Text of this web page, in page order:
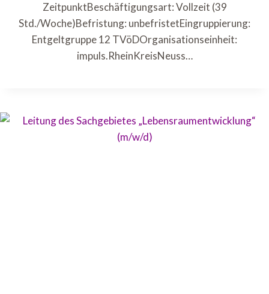
ZeitpunktBeschäftigungsart: Vollzeit (39
Std./Woche)Befristung: unbefristetEingruppierung:
Entgeltgruppe 12 TVöDOrganisationseinheit:
impuls.RheinKreisNeuss…